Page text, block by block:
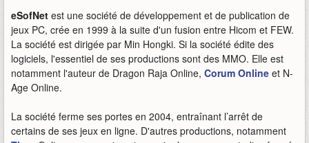
eSofNet est une société de développement et de publication de
jeux PC, crée en 1999 à la suite d'un fusion entre Hicom et FEW.
La société est dirigée par Min Hongki. Si la société édite des
logiciels, l'essentiel de ses productions sont des MMO. Elle est
notamment l'auteur de Dragon Raja Online, Corum Online et N-
Age Online.
La société ferme ses portes en 2004, entraînant l’arrêt de
certains de ses jeux en ligne. D'autres productions, notamment